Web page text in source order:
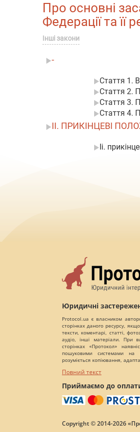
Про основні
Федерації та
Інші закони
-
Стаття 1.
Стаття 2.
Стаття 3.
Стаття 4.
II. ПРИКІНЦЕВІ
Ii.
Юридичні
Protocol.ua є власником
сторінках даного ресурсу,
тексти, коментарі, статті,
аудіо, інші матеріали. При
сторінках «Протокол»
пошуковими системами на
розуміється копіювання,
Повний текст
Приймаємо до
Copyright © 2014-2026